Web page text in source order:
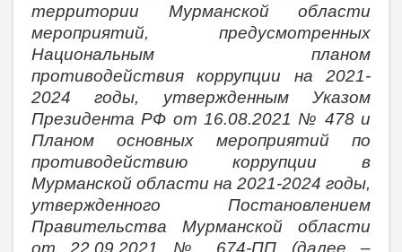
территории Мурманской области
мероприятий, предусмотренных
Национальным планом
противодействия коррупции на 2021-
2024 годы, утвержденным Указом
Президента РФ от 16.08.2021 № 478и
Планом основных мероприятий по
противодействию коррупции в
Мурманской области на 2021-2024 годы,
утвержденного Постановлением
Правительства Мурманской области
от 22.09.2021 № 674-ПП (далее –